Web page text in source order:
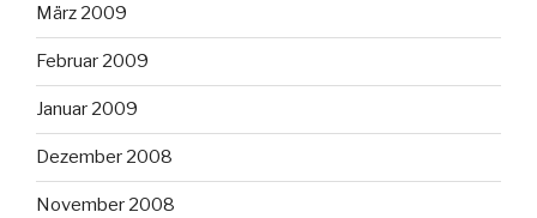
März 2009
Februar 2009
Januar 2009
Dezember 2008
November 2008